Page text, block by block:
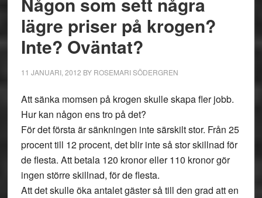
lägre priser på krogen?
Inte? Oväntat?
11 JANUARI, 2012 BY ROSEMARI SÖDERGREN
Att sänka momsen på krogen skulle skapa fler jobb.
Hur kan någon ens tro på det?
För det första är sänkningen inte särskilt stor. Från 25
procent till 12 procent, det blir inte så stor skillnad för
de flesta. Att betala 120 kronor eller 110 kronor gör
ingen större skillnad, för de flesta.
Att det skulle öka antalet gäster så till den grad att en